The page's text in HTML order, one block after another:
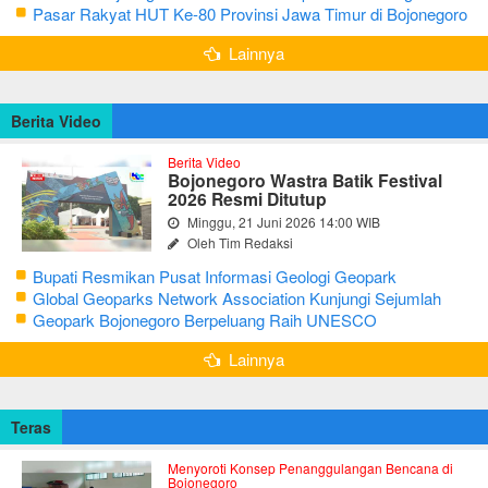
Seni Reog dan Jaranan
Pasar Rakyat HUT Ke-80 Provinsi Jawa Timur di Bojonegoro
Lainnya
Berita Video
Berita Video
Bojonegoro Wastra Batik Festival
2026 Resmi Ditutup
Minggu, 21 Juni 2026 14:00 WIB
Oleh Tim Redaksi
Bupati Resmikan Pusat Informasi Geologi Geopark
Bojonegoro
Global Geoparks Network Association Kunjungi Sejumlah
Geosite di Bojonegoro
Geopark Bojonegoro Berpeluang Raih UNESCO
Global Geopark
Lainnya
Teras
Menyoroti Konsep Penanggulangan Bencana di
Bojonegoro